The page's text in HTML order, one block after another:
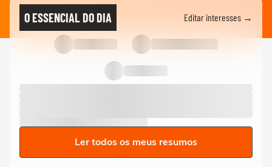
O ESSENCIAL DO DIA Editar interesses →
Ler todos os meus resumos